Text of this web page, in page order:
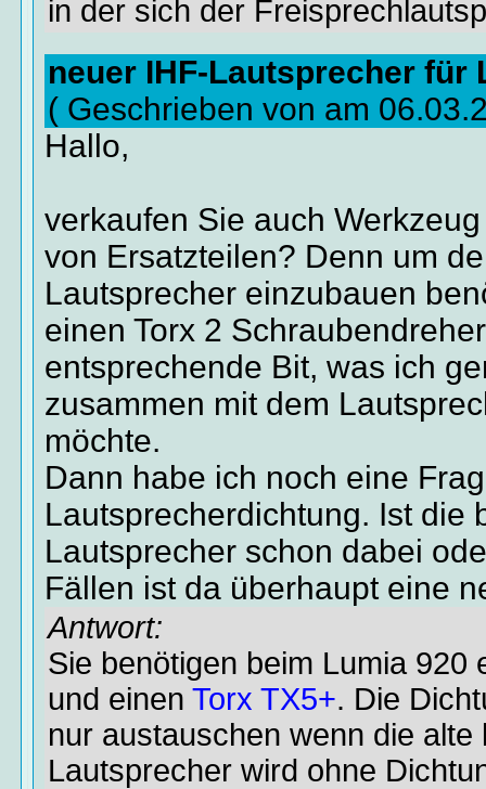
in der sich der
neuer IHF-Lautsprecher für
( Geschrieben von am
Hallo,
verkaufen Sie auch
von Ersatzteilen? Denn um
Lautsprecher einzubauen
einen Torx 2
entsprechende Bit, was ich
zusammen mit dem
möchte.
Dann habe ich noch eine
Lautsprecherdichtung. Ist die
Lautsprecher schon dabei
Fällen ist da überhaupt eine
Antwort:
Sie benötigen beim Lumia 920
und einen Torx TX5+. Die
nur austauschen wenn die alte
Lautsprecher wird ohne